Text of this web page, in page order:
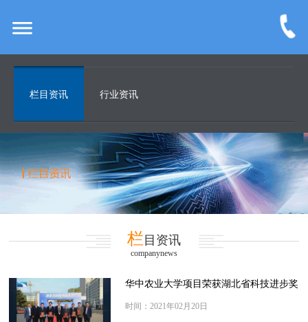
栏目资讯 行业资讯
栏目资讯
companynews
华中农业大学项目荣获湖北省科技进步奖
时间：2021年02月20日